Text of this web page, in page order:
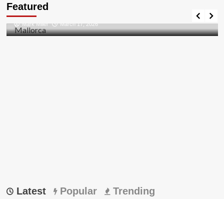
Procedural
Featured
Discovering the Unspoiled Beauty of Mallorca
Mark Miller March 17, 2026
Latest Popular Trending